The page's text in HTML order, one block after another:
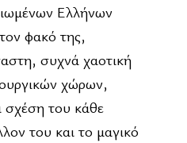
Ελλήνων
φακό της,
συχνά χαοτική
χώρων,
σχέση του κάθε
του και το μαγικό